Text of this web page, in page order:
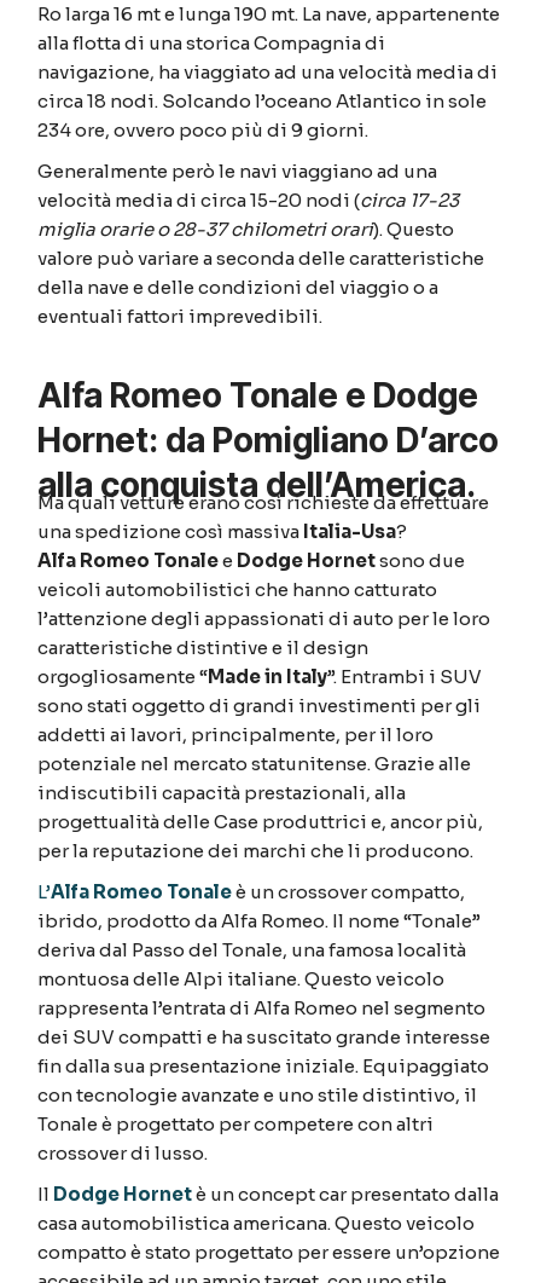
Ro larga 16 mt e lunga 190 mt. La nave, appartenente
alla flotta di una storica Compagnia di
navigazione, ha viaggiato ad una velocità media di
circa 18 nodi. Solcando l’oceano Atlantico in sole
234 ore, ovvero poco più di 9 giorni.
Generalmente però le navi viaggiano ad una
velocità media di circa 15-20 nodi (circa 17-23
miglia orarie o 28-37 chilometri orari). Questo
valore può variare a seconda delle caratteristiche
della nave e delle condizioni del viaggio o a
eventuali fattori imprevedibili.
Alfa Romeo Tonale e Dodge
Hornet: da Pomigliano D’arco
alla conquista dell’America.
Ma quali vetture erano così richieste da effettuare
una spedizione così massiva Italia-Usa?
Alfa Romeo Tonalee Dodge Hornetsono due
veicoli automobilistici che hanno catturato
l’attenzione degli appassionati di auto per le loro
caratteristiche distintive e il design
orgogliosamente “Made in Italy”. Entrambi i SUV
sono stati oggetto di grandi investimenti per gli
addetti ai lavori, principalmente, per il loro
potenziale nel mercato statunitense. Grazie alle
indiscutibili capacità prestazionali, alla
progettualità delle Case produttrici e, ancor più,
per la reputazione dei marchi che li producono.
L’Alfa Romeo Tonaleè un crossover compatto,
ibrido, prodotto da Alfa Romeo. Il nome “Tonale”
deriva dal Passo del Tonale, una famosa località
montuosa delle Alpi italiane. Questo veicolo
rappresenta l’entrata di Alfa Romeo nel segmento
dei SUV compatti e ha suscitato grande interesse
fin dalla sua presentazione iniziale. Equipaggiato
con tecnologie avanzate e uno stile distintivo, il
Tonale è progettato per competere con altri
crossover di lusso.
Il Dodge Hornetè un concept car presentato dalla
casa automobilistica americana. Questo veicolo
compatto è stato progettato per essere un’opzione